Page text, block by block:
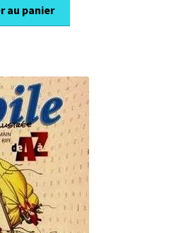
initial
était :
actuel
est :
au panier